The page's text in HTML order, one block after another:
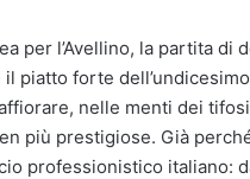
per l’Avellino, la partita di
piatto forte
nelle menti dei
più prestigiose. Già
professionistico italiano: